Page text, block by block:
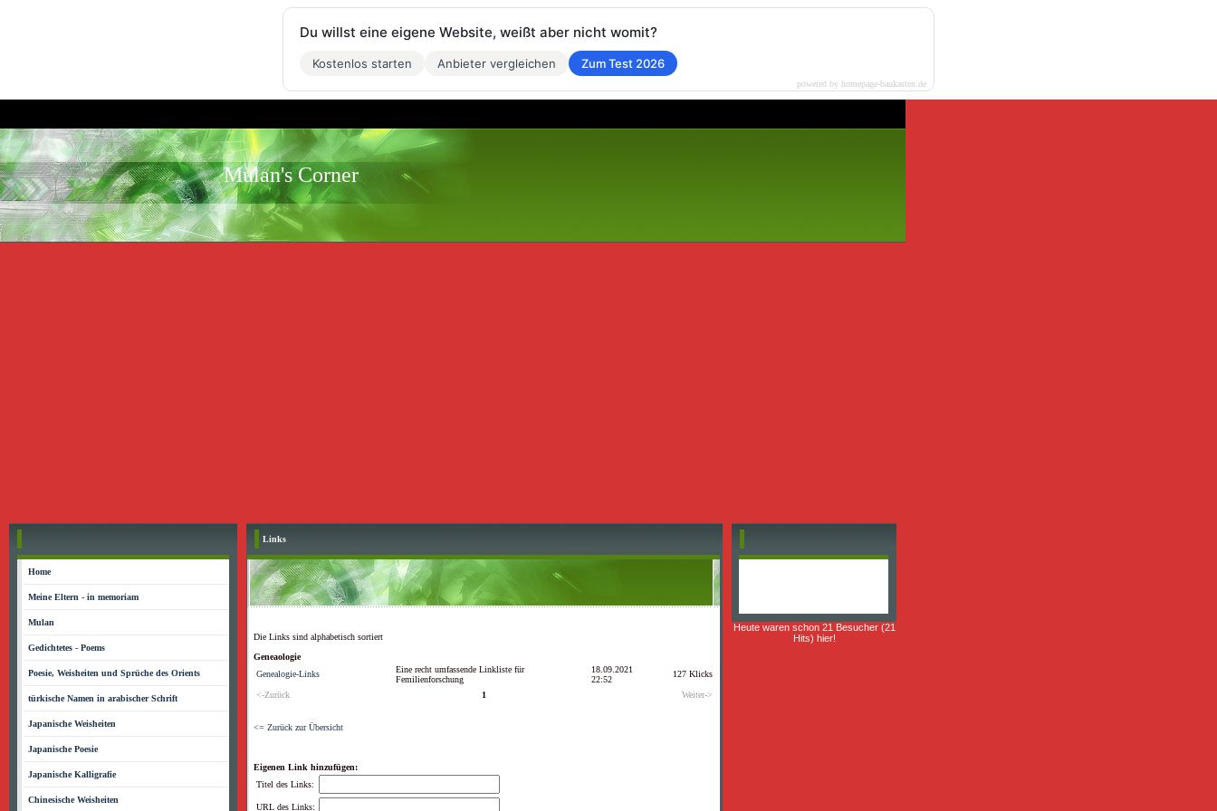
Mulan's Corner
Home
Meine Eltern - in memoriam
Mulan
Gedichtetes - Poems
Poesie, Weisheiten und Sprüche des Orients
türkische Namen in arabischer Schrift
Japanische Weisheiten
Japanische Poesie
Japanische Kalligrafie
Chinesische Weisheiten
Links
Die Links sind alphabetisch sortiert
Geneaologie
Genealogie-Links
Eine recht umfassende Linkliste für
Femilienforschung
18.09.2021
22:52
127 Klicks
<-Zurück 1 Weiter->
<= Zurück zur Übersicht
Eigenen Link hinzufügen:
Titel des Links:
URL des Links:
Heute waren schon 21 Besucher (21
Hits) hier!
Du willst eine eigene Website, weißt aber nicht womit?
Kostenlos starten Anbieter vergleichen Zum Test 2026
powered by homepage-baukasten.de